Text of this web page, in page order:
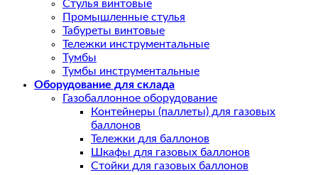
Стулья винтовые
Промышленные стулья
Табуреты винтовые
Тележки инструментальные
Тумбы
Тумбы инструментальные
Оборудование для склада
Газобаллонное оборудование
Контейнеры (паллеты) для газовых
баллонов
Тележки для баллонов
Шкафы для газовых баллонов
Стойки для газовых баллонов